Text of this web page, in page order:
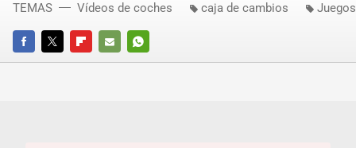
FACEBOOKTWITTERFLIPBOARD
E-
WHATSAPP
TEMAS Vídeos de coches caja de cambios